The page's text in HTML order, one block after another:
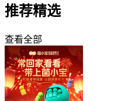
推荐精选
查看全部